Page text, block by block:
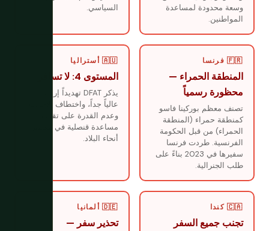
وسعة محدودة لمساعدة
المواطنين.
السياسي.
🇫🇷 فرنسا
المنطقة الحمراء —
محظورة رسمياً
تصنف معظم بوركينا فاسو
كمنطقة حمراء (المنطقة
الحمراء) من قبل الحكومة
الفرنسية. طردت فرنسا
سفيرها في 2023 بناءً على
طلب الجنرالية.
🇦🇺 أستراليا
المستوى 4: لا تسافر
يذكر DFAT تهديداً إرهابياً
عالياً جداً، واختطاف الأجانب،
وعدم القدرة على تقديم
مساعدة قنصلية في معظم
أنحاء البلاد.
🇨🇦 كندا
تجنب جميع السفر
🇩🇪 ألمانيا
تحذير سفر —